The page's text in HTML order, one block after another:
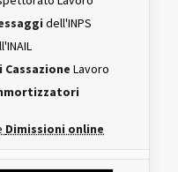
dell'INPS
Lavoro
Dimissioni online